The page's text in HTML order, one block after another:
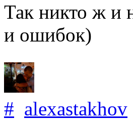
Так никто ж и
и ошибок)
# alexastakhov